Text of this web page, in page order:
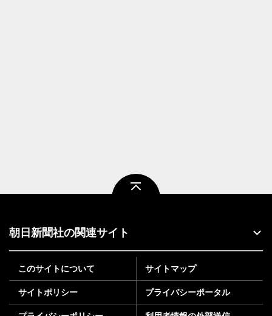
朝日新聞社の関連サイト
このサイトについて サイトマップ
サイトポリシー プライバシーポータル